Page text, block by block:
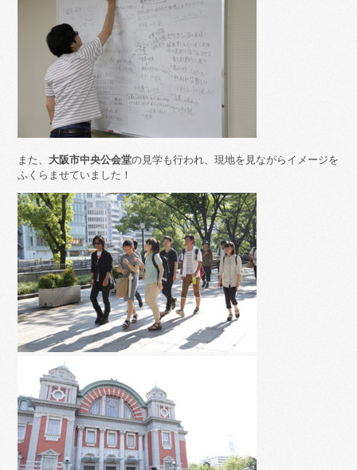
また、 大阪市中央公会堂の見学も行われ、現地を見ながらイメージを
ふくらませていました！